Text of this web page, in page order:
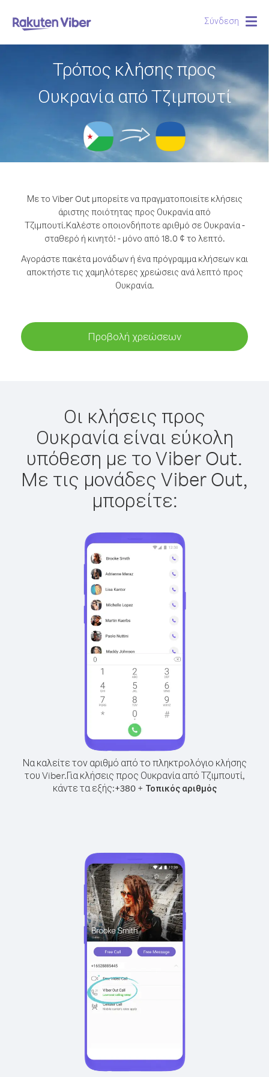
Σύνδεση
Τρόπος κλήσης προς
Ουκρανία από Τζιμπουτί
Με το Viber Out μπορείτε να πραγματοποιείτε κλήσεις
άριστης ποιότητας προς Ουκρανία από
Τζιμπουτί.Καλέστε οποιονδήποτε αριθμό σε Ουκρανία -
σταθερό ή κινητό! - μόνο από 18.0 ¢ το λεπτό.
Αγοράστε πακέτα μονάδων ή ένα πρόγραμμα κλήσεων και
αποκτήστε τις χαμηλότερες χρεώσεις ανά λεπτό προς
Ουκρανία.
Προβολή χρεώσεων
Οι κλήσεις προς
Ουκρανία είναι εύκολη
υπόθεση με το Viber Out.
Με τις μονάδες Viber Out,
μπορείτε:
Να καλείτε τον αριθμό από το πληκτρολόγιο κλήσης
του Viber.Για κλήσεις προς Ουκρανία από Τζιμπουτί,
κάντε τα εξής:+380+ Τοπικός αριθμός